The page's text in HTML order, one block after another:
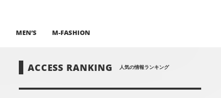
MEN’S M-FASHION
ACCESS RANKING 人気の情報ランキング